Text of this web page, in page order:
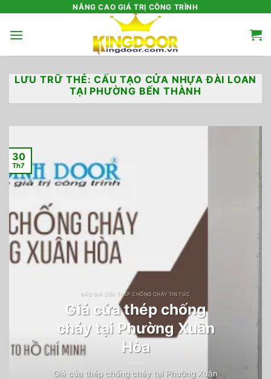
nội
NÂNG CAO GIÁ TRỊ CÔNG TRÌNH
LƯU TRỮ THẺ:CẤU TẠO CỬA NHỰA ĐÀI LOAN
TẠI PHƯỜNG BẾN THÀNH
BÁO GIÁ CỬA THÉP CHỐNG CHÁY TIN TỨC
Giá cửa thép chống
cháy tại Phường Xuân
Hòa
Giá cửa thép chống cháy tại Phường Xuân
30
Th7